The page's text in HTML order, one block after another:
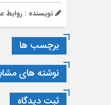
نویسنده : روابط
برچسب ها
نوشته های
ثبت دیدگاه